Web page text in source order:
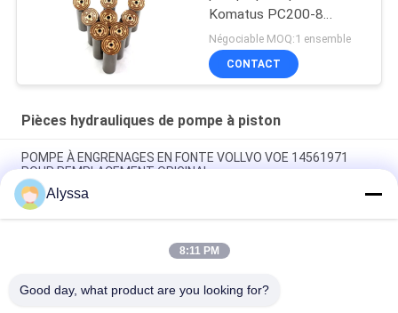
Komatus PC200-8
Pompes hydrauliques
Négociable MOQ:1 ensemble
CONTACT
Pièces hydrauliques de pompe à piston
POMPE À ENGRENAGES EN FONTE VOLLVO VOE 14561971
POUR REMPLACEMENT ORIGINAL
POMPE À ENGRENAGES EN FONTE VOLLVO VOE 14537295
POUR REMPLACEMENT ORIGINAL
Pompes à engrenages en fonte VOLLVO VOE 14782798 pour le
Alyssa
8:11 PM
Good day, what product are you looking for?